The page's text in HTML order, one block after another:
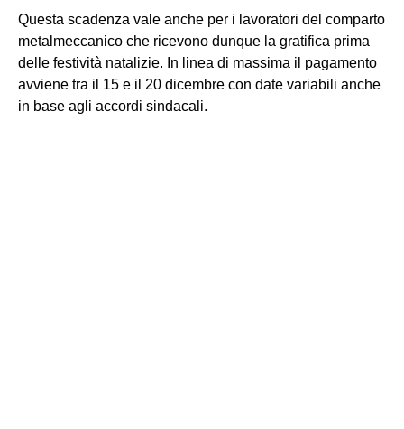
Questa scadenza vale anche per i lavoratori del comparto
metalmeccanico che ricevono dunque la gratifica prima
delle festività natalizie. In linea di massima il pagamento
avviene tra il 15 e il 20 dicembre con date variabili anche
in base agli accordi sindacali.